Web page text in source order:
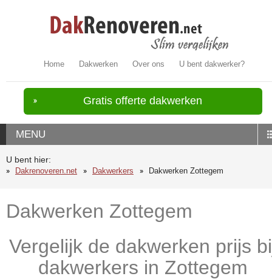
Home Dakwerken Over ons U bent dakwerker?
Gratis offerte dakwerken
MENU
U bent hier:
Dakrenoveren.net
Dakwerkers Dakwerken Zottegem
Dakwerken Zottegem
Vergelijk de dakwerken prijs
dakwerkers in Zottegem